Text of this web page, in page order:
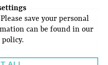
save your personal
can be found in our